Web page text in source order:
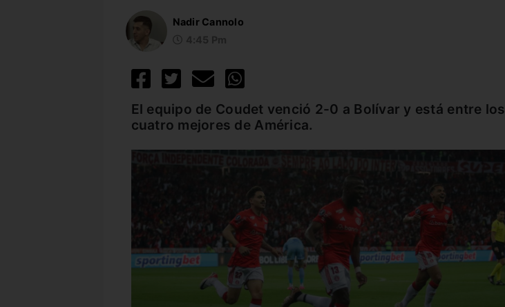
Nadir Cannolo
El equipo de Coudet venció 2-0 a Bolívar y está entre los
cuatro mejores de América.